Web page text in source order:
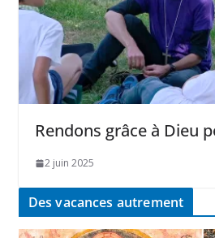
Rendons grâce à Dieu
2 juin 2025
Des vacances autrement